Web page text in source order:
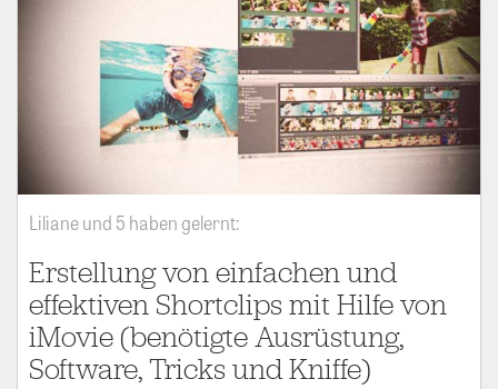
Liliane und 5 haben gelernt:
Erstellung von einfachen und
effektiven Shortclips mit Hilfe von
iMovie (benötigte Ausrüstung,
Software, Tricks und Kniffe)